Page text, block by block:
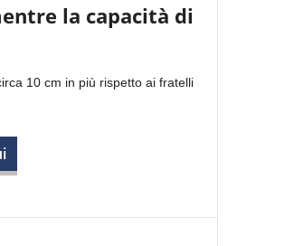
la capacità di
10 cm in più rispetto ai fratelli